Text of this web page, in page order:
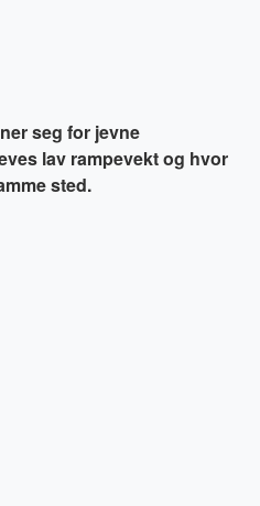
seg for jevne
lav rampevekt og hvor
sted.